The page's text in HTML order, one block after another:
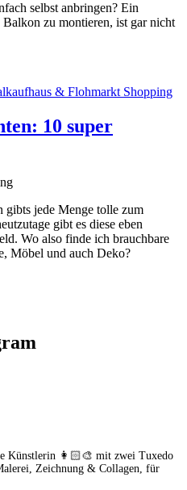
selbst anbringen? Ein
zu montieren, ist gar nicht
10 super
gibts jede Menge tolle zum
gibt es diese eben
Wo also finde ich brauchbare
Möbel und auch Deko?
Künstlerin 👩🏻‍🎨 mit zwei Tuxedo
Zeichnung & Collagen, für